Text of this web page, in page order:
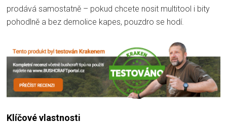
prodává samostatně – pokud chcete nosit multitool i bity
pohodlně a bez demolice kapes, pouzdro se hodí.
Klíčové vlastnosti